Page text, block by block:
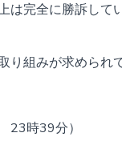
は完全に勝訴して
組みが求められ
時39分）